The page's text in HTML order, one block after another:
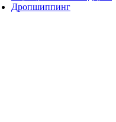
Дропшиппинг